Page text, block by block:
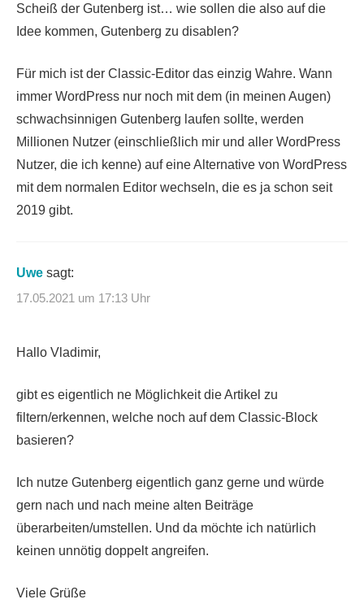
Scheiß der Gutenberg ist… wie sollen die also auf die
Idee kommen, Gutenberg zu disablen?
Für mich ist der Classic-Editor das einzig Wahre. Wann
immer WordPress nur noch mit dem (in meinen Augen)
schwachsinnigen Gutenberg laufen sollte, werden
Millionen Nutzer (einschließlich mir und aller WordPress
Nutzer, die ich kenne) auf eine Alternative von WordPress
mit dem normalen Editor wechseln, die es ja schon seit
2019 gibt.
Uwe sagt:
17.05.2021 um 17:13 Uhr
Hallo Vladimir,
gibt es eigentlich ne Möglichkeit die Artikel zu
filtern/erkennen, welche noch auf dem Classic-Block
basieren?
Ich nutze Gutenberg eigentlich ganz gerne und würde
gern nach und nach meine alten Beiträge
überarbeiten/umstellen. Und da möchte ich natürlich
keinen unnötig doppelt angreifen.
Viele Grüße